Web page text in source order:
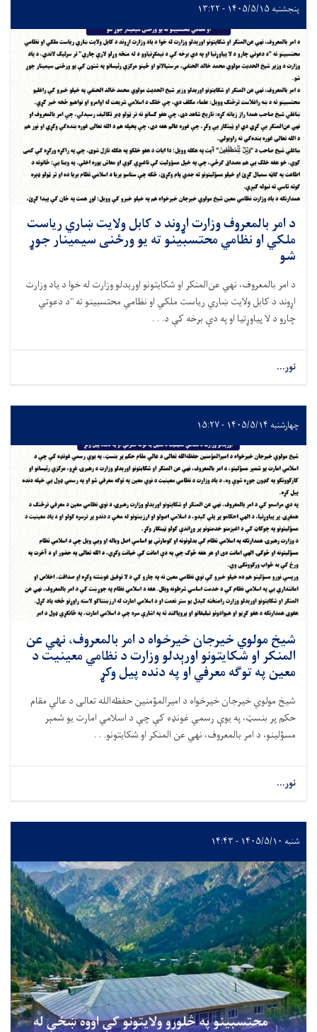
پنجشنبه ۱۴۰۵/۵/۱۵ - ۱۳:۲۲
د امر بالمعروف وزارت اړوند د کابل ولایت ښاري ریاست
ملکي او نظامي محتسبینو ته يو ورځنی سیمینار جوړ
شو
د امر بالمعروف، نهي عن‌المنکر او شکایتونو اورېدلو وزارت له خوا د یاد وزارت
اړوند د کابل ولایت ښاري ریاست ملکي او نظامي محتسبینو ته "د دعوتي
چارو د لا پیاوړتیا او په دې برخه کې د. . .
نور...
چهارشنبه ۱۴۰۵/۵/۱۴ - ۱۵:۲۷
شیخ مولوي خیرجان خیرخواه د امر بالمعروف، نهي عن
المنکر او شکایتونو اورېدلو وزارت د نظامي معینیت د
معین په توګه معرفي او په دنده پیل وکړ
شیخ مولوي خیرجان خیرخواه د امیرالمؤمنین حفظه‌الله تعالی د عالي مقام
حکم پر بنسټ، په یوې رسمي غونډه کې چې د اسلامي امارت یو شمېر
مسؤلینو، د امر بالمعروف، نهي عن المنکر او شکایتونو. . .
نور...
شنبه ۱۴۰۵/۵/۱۰ - ۱۴:۴۳